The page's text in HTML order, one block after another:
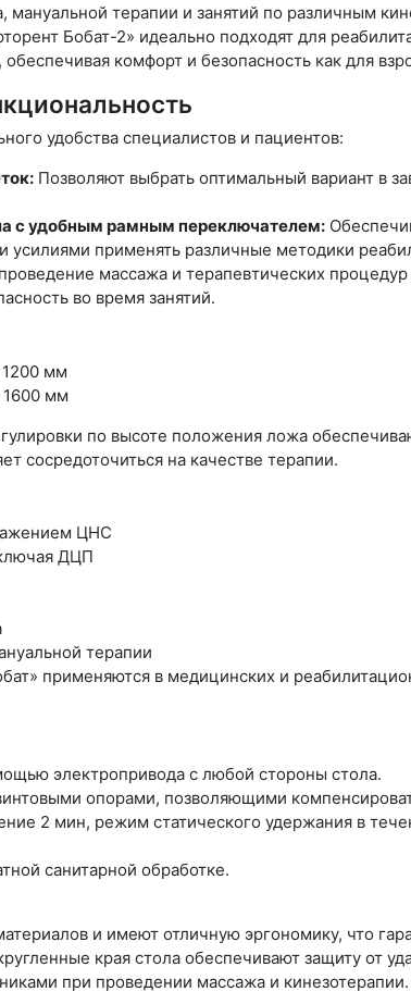
терапии и занятий по различным
Бобат-2» идеально подходят для
комфорт и безопасность как для
удобства специалистов и пациентов:
Позволяют выбрать оптимальный вариант в
с удобным рамным переключателем:
усилиями применять различные методики
массажа и терапевтических
во время занятий.
мм
1600 мм
по высоте положения ложа
сосредоточиться на качестве терапии.
ЦНС
ДЦП
терапии
применяются в медицинских и
электропривода с любой стороны стола.
опорами, позволяющими
2 мин, режим статического удержания в
санитарной обработке.
и имеют отличную эргономику, что
края стола обеспечивают защиту от
при проведении массажа и кинезотерапии.